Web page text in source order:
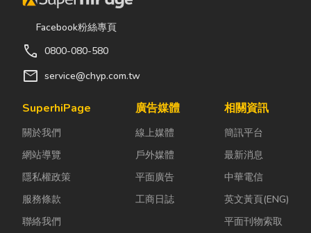
Facebook粉絲專頁
call 0800-080-580
mail service@chyp.com.tw
SuperhiPage
關於我們
網站導覽
隱私權政策
服務條款
聯絡我們
廣告媒體
線上媒體
戶外媒體
平面廣告
工商日誌
相關資訊
簡訊平台
最新消息
中華電信
英文黃頁(ENG)
平面刊物索取